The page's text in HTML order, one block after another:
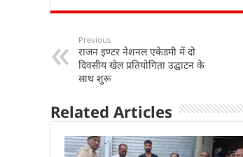
at
s
A
p
p
c
e
b
o
k
k
e
dI
ar
Previous
राजन इण्टर नेशनल एकेडमी में दो
दिवसीय खेल प्रतियोगिता उद्घाटन के
साथ शुरू
Related Articles